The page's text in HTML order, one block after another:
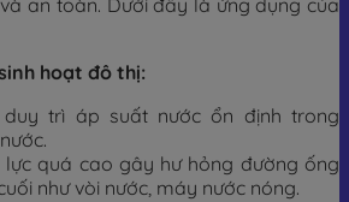
an toàn. Dưới đây là ứng dụng của
hoạt đô thị:
trì áp suất nước ổn định trong
quá cao gây hư hỏng đường ống
như vòi nước, máy nước nóng.